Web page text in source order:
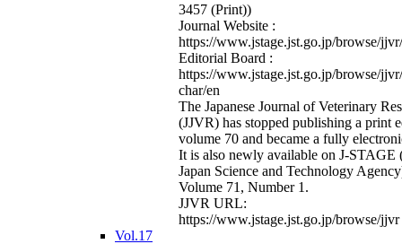
3457 (Print))
Journal Website :
https://www.jstage.jst.go.jp/browse/
Editorial Board :
https://www.jstage.jst.go.jp/browse/
char/en
The Japanese Journal of Veterinary
(JJVR) has stopped publishing a print
volume 70 and became a fully
It is also newly available on J-STAGE
Japan Science and Technology
Volume 71, Number 1.
JJVR URL:
https://www.jstage.jst.go.jp/browse/jjvr
Vol.17